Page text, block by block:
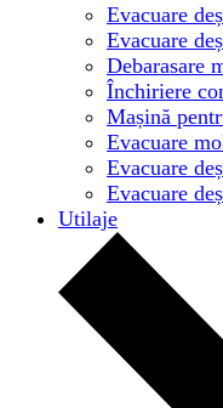
Evacuare
Evacuare
Debarasare
Închiriere
Mașină
Evacuare
Evacuare
Evacuare
Utilaje